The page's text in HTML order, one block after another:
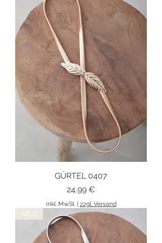
GÜRTEL 0407
Preis
24,99 €
inkl. MwSt.| zzgl. Versand
NEU